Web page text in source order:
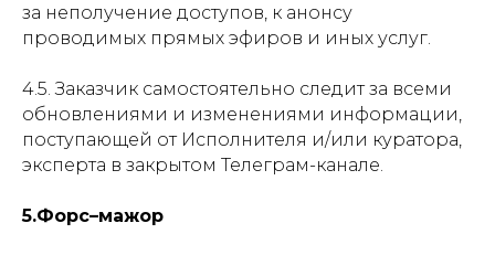
за неполучение доступов, к анонсу
проводимых прямых эфиров и иных услуг.
4.5. Заказчик самостоятельно следит за всеми
обновлениями и изменениями информации,
поступающей от Исполнителя и/или куратора,
эксперта в закрытом Телеграм-канале.
5.Форс–мажор